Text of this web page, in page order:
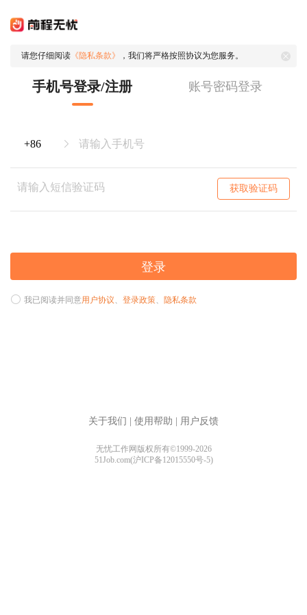
请您仔细阅读 《隐私条款》 ，我们将严格按照协议为您服务。
手机号登录/注册 账号密码登录
获取验证码
登录
我已阅读并同意用户协议、 登录政策、 隐私条款
关于我们 使用帮助 用户反馈
无忧工作网版权所有©1999-2026
51Job.com(沪ICP备12015550号-5)